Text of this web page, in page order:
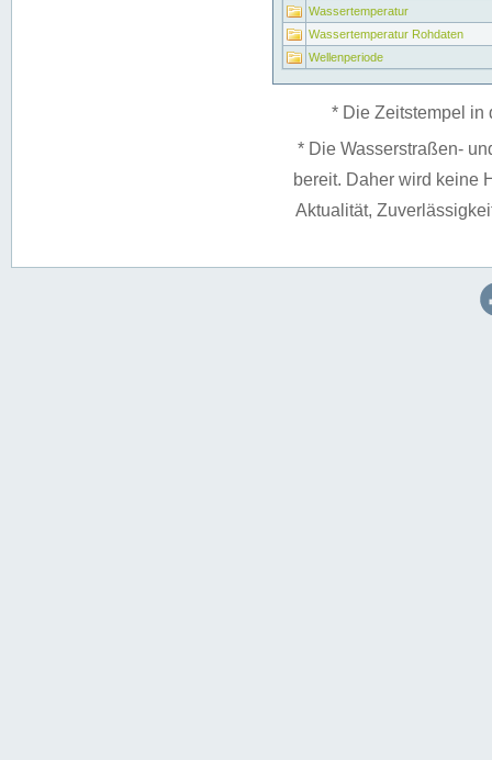
Wassertemperatur
Wassertemperatur Rohdaten
Wellenperiode
* Die Zeitstempel in
* Die Wasserstraßen-
bereit. Daher wird keine
Aktualität,